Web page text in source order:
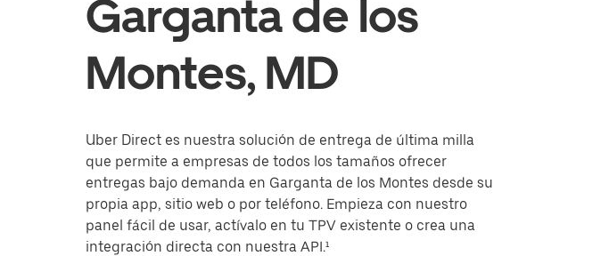
Garganta de los
Montes, MD
Uber Direct es nuestra solución de entrega de última milla
que permite a empresas de todos los tamaños ofrecer
entregas bajo demanda en Garganta de los Montes desde su
propia app, sitio web o por teléfono. Empieza con nuestro
panel fácil de usar, actívalo en tu TPV existente o crea una
integración directa con nuestra API.¹